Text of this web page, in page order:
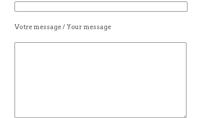
Votre message / Your message